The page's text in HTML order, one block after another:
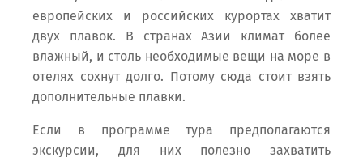
европейских и российских курортах хватит
двух плавок. В странах Азии климат более
влажный, и столь необходимые вещи на море в
отелях сохнут долго. Потому сюда стоит взять
дополнительные плавки.
Если в программе тура предполагаются
экскурсии, для них полезно захватить